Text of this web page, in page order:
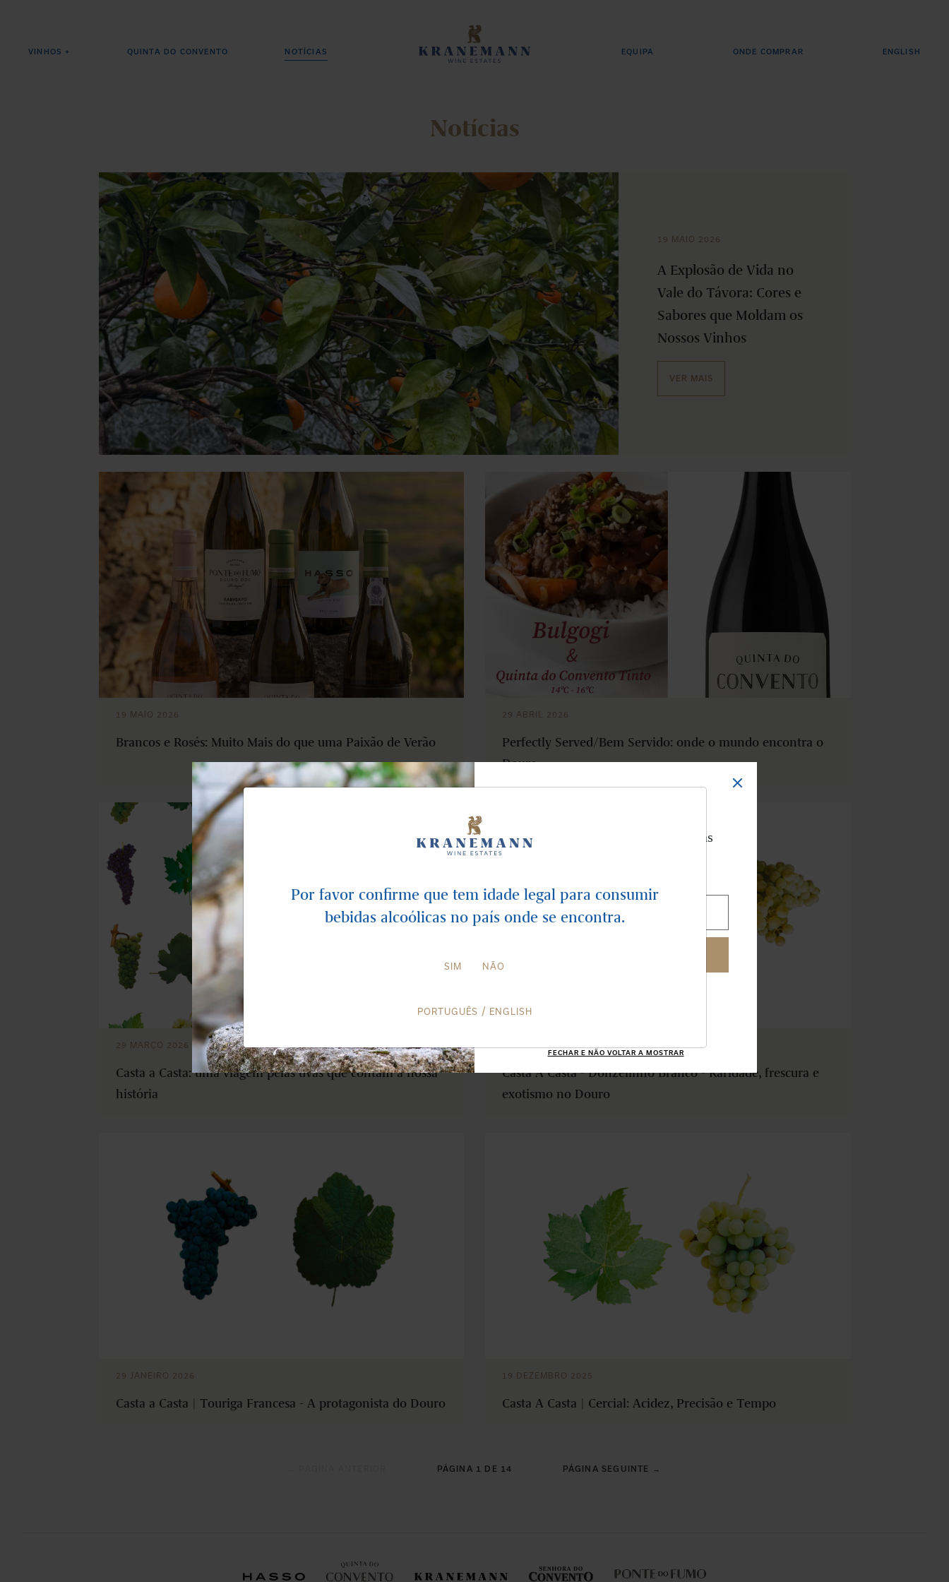
VINHOS + QUINTA DO CONVENTO NOTÍCIAS EQUIPA ONDE COMPRAR ENGLISH
Notícias
19 MAIO 2026
A Explosão de Vida no
Vale do Távora: Cores e
Sabores que Moldam os
Nossos Vinhos
VER MAIS
19 MAIO 2026
Brancos e Rosés: Muito Mais do que uma Paixão de Verão
29 ABRIL 2026
Perfectly Served/Bem Servido: onde o mundo encontra o
Douro
29 MARÇO 2026
Casta a Casta: uma viagem pelas uvas que contam a nossa
história
Casta A Casta - Donzelinho Branco - Raridade, frescura e
exotismo no Douro
29 JANEIRO 2026
Casta a Casta | Touriga Francesa - A protagonista do Douro
19 DEZEMBRO 2025
Casta A Casta | Cercial: Acidez, Precisão e Tempo
PÁGINA 1 DE 14 PÁGINA SEGUINTE →
Por favor confirme que tem idade legal para consumir
bebidas alcoólicas no país onde se encontra.
SIM NÃO
PORTUGUÊS / ENGLISH
Subscreva para receber as últimas
FECHAR E NÃO VOLTAR A MOSTRAR